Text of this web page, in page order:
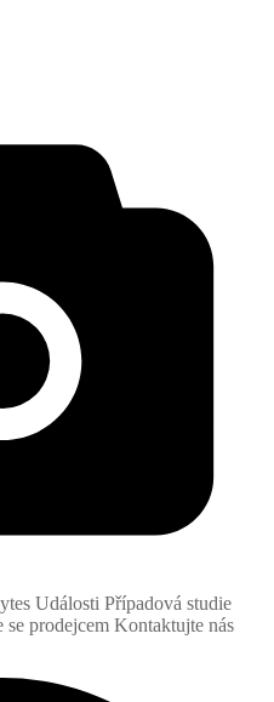
Události Případová studie
se prodejcem Kontaktujte nás